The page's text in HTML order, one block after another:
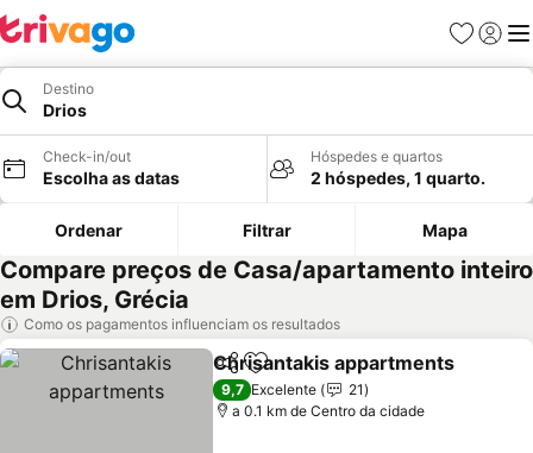
Favoritos
Iniciar
Destino
Drios
Check-in/out
Escolha as datas
Hóspedes e quartos
2 hóspedes, 1 quarto.
Ordenar Filtrar Mapa
Compare preços de Casa/apartamento inteiro
em Drios, Grécia
Como os pagamentos influenciam os resultados
PartilharAdicionar aos favoritos
Chrisantakis appartments
9,7 Excelente
21
a 0.1 km de Centro da cidade